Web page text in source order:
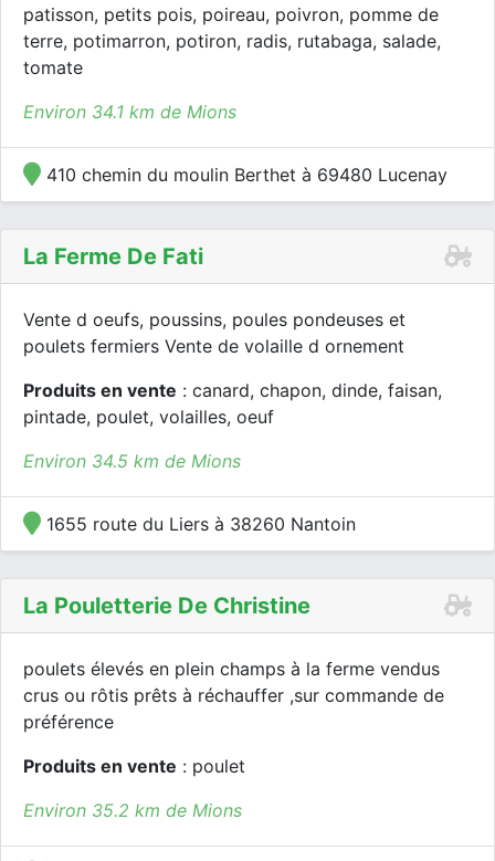
patisson, petits pois, poireau, poivron, pomme de
terre, potimarron, potiron, radis, rutabaga, salade,
tomate
Environ 34.1 km de Mions
410 chemin du moulin Berthet à 69480 Lucenay
La Ferme De Fati
Vente d oeufs, poussins, poules pondeuses et
poulets fermiers Vente de volaille d ornement
Produits en vente : canard, chapon, dinde, faisan,
pintade, poulet, volailles, oeuf
Environ 34.5 km de Mions
1655 route du Liers à 38260 Nantoin
La Pouletterie De Christine
poulets élevés en plein champs à la ferme vendus
crus ou rôtis prêts à réchauffer ,sur commande de
préférence
Produits en vente : poulet
Environ 35.2 km de Mions